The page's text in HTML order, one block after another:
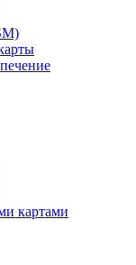
картами